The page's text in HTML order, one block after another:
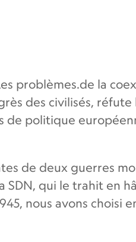
problèmes.de la
des civilisés,
de politique
de deux guerres
SDN, qui le trahit en
nous avons choisi